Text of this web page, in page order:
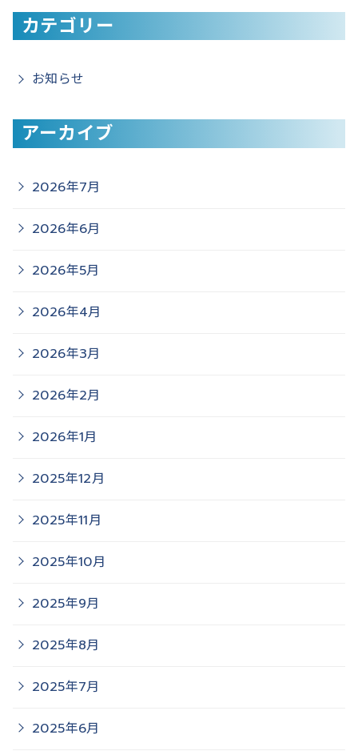
カテゴリー
お知らせ
アーカイブ
2026年7月
2026年6月
2026年5月
2026年4月
2026年3月
2026年2月
2026年1月
2025年12月
2025年11月
2025年10月
2025年9月
2025年8月
2025年7月
2025年6月